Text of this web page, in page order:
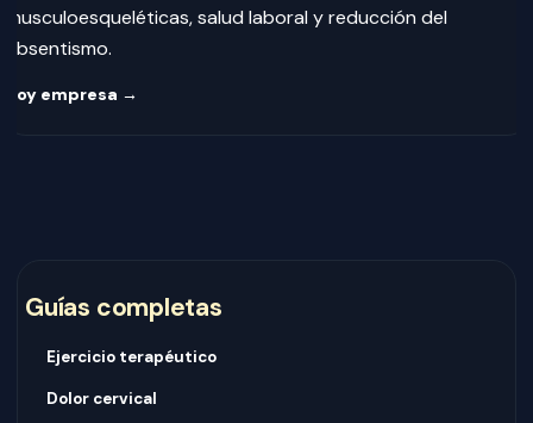
musculoesqueléticas, salud laboral y reducción del
absentismo.
Soy empresa →
Guías completas
Ejercicio terapéutico
Dolor cervical